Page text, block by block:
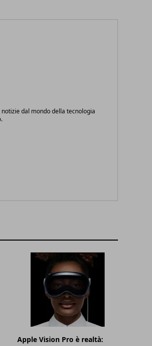
dal mondo della tecnologia
Apple Vision Pro è realtà: